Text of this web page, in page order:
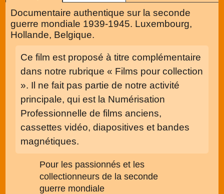
Documentaire authentique sur la seconde
guerre mondiale 1939-1945. Luxembourg,
Hollande, Belgique.
Ce film est proposé à titre complémentaire
dans notre rubrique « Films pour collection
». Il ne fait pas partie de notre activité
principale, qui est la Numérisation
Professionnelle de films anciens,
cassettes vidéo, diapositives et bandes
magnétiques.
Pour les passionnés et les
collectionneurs de la seconde
guerre mondiale